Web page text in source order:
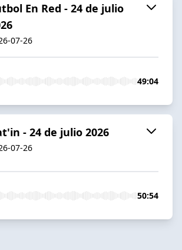
En Red - 24 de julio
07-26
49:04
- 24 de julio 2026
07-26
50:54